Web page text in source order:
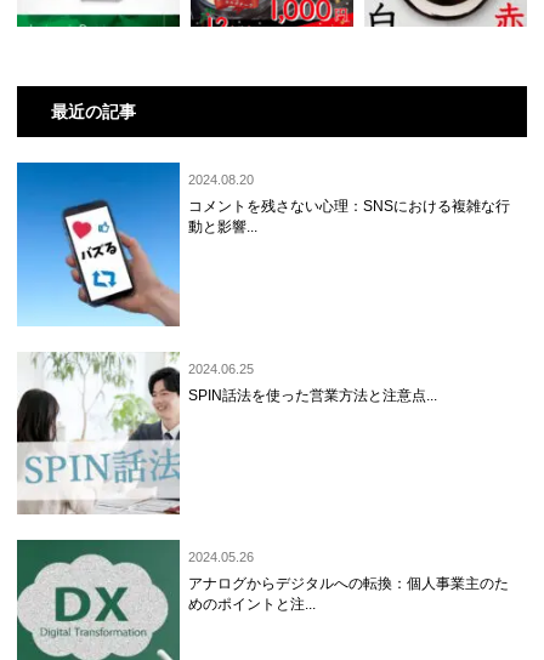
最近の記事
2024.08.20
コメントを残さない心理：SNSにおける複雑な行
動と影響...
2024.06.25
SPIN話法を使った営業方法と注意点...
2024.05.26
アナログからデジタルへの転換：個人事業主のた
めのポイントと注...